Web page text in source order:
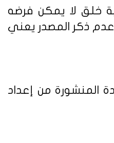
خلق لا يمكن فرضه
ذكر المصدر يعني
المنشورة من إعداد